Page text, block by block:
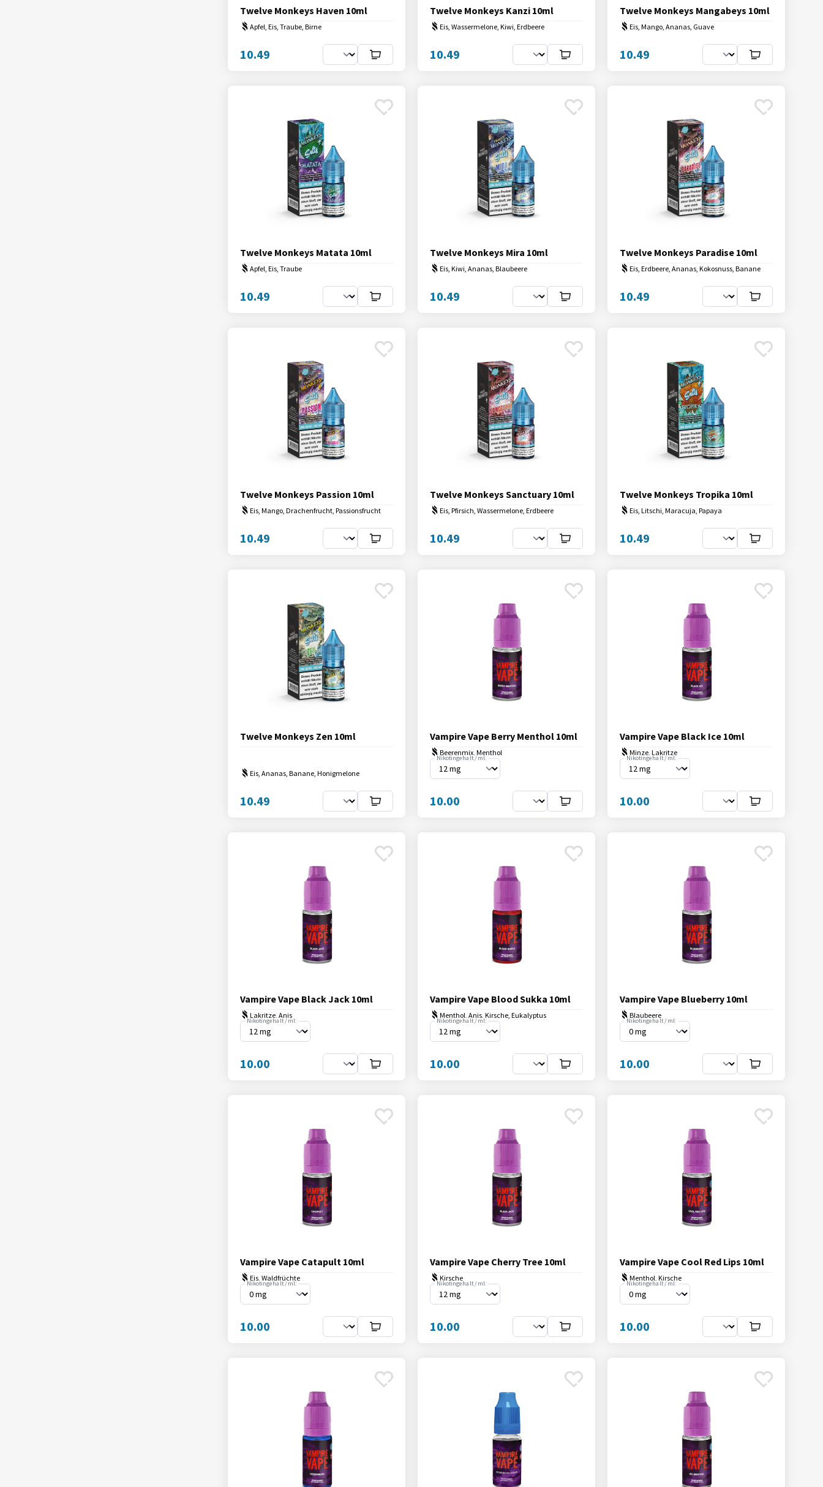
Twelve Monkeys Haven 10ml
Apfel, Eis, Traube, Birne
10.49
Twelve Monkeys Kanzi 10ml
Eis, Wassermelone, Kiwi, Erdbeere
10.49
Twelve Monkeys Mangabeys 10ml
Eis, Mango, Ananas, Guave
10.49
Twelve Monkeys Matata 10ml
Apfel, Eis, Traube
10.49
Twelve Monkeys Mira 10ml
Eis, Kiwi, Ananas, Blaubeere
10.49
Twelve Monkeys Paradise 10ml
Eis, Erdbeere, Ananas, Kokosnuss, Banane
10.49
Twelve Monkeys Passion 10ml
Eis, Mango, Drachenfrucht, Passionsfrucht
10.49
Twelve Monkeys Sanctuary 10ml
Eis, Pfirsich, Wassermelone, Erdbeere
10.49
Twelve Monkeys Tropika 10ml
Eis, Litschi, Maracuja, Papaya
10.49
Twelve Monkeys Zen 10ml
Eis, Ananas, Banane, Honigmelone
10.49
Vampire Vape Berry Menthol 10ml
Beerenmix, Menthol
Nikotingehalt / ml:
10.00
Vampire Vape Black Ice 10ml
Minze, Lakritze
Nikotingehalt / ml:
10.00
Vampire Vape Black Jack 10ml
Lakritze, Anis
Nikotingehalt / ml:
10.00
Vampire Vape Blood Sukka 10ml
Menthol, Anis, Kirsche, Eukalyptus
Nikotingehalt / ml:
10.00
Vampire Vape Blueberry 10ml
Blaubeere
Nikotingehalt / ml:
10.00
Vampire Vape Catapult 10ml
Eis, Waldfrüchte
Nikotingehalt / ml:
10.00
Vampire Vape Cherry Tree 10ml
Kirsche
Nikotingehalt / ml:
10.00
Vampire Vape Cool Red Lips 10ml
Menthol, Kirsche
Nikotingehalt / ml:
10.00